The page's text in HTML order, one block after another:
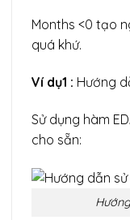
Months <0 tạo
quá khứ.
Ví dụ1 : Hướng
Sử dụng hàm
cho sẵn: